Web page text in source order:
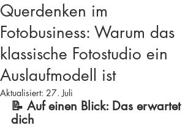
Querdenken im
Fotobusiness: Warum das
klassische Fotostudio ein
Auslaufmodell ist
Aktualisiert: 27. Juli
📝 Auf einen Blick: Das erwartet
dich